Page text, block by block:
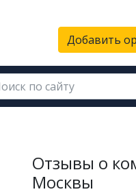
Добавить
Отзывы о
Москвы